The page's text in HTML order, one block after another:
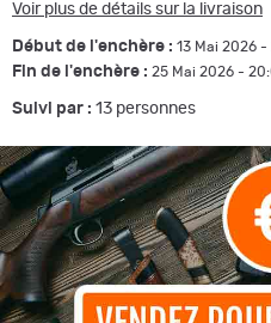
Voir plus de détails sur la livraison
Début de l'enchère : 13 Mai 2026
Fin de l'enchère : 25 Mai 2026 -
Suivi par : 13 personnes